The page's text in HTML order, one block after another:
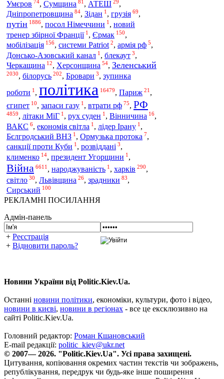
Умєров 74, Сумщина 81 , АТЕШ 29,
Дніпропетровщина 84, Зідан 1 , грузія 69,
путін 1886, посол Німеччини 1 , новий
тренер збірної Франції 1 , Єрмак 150,
мобілізація 156, системи Patriot 2, армія рф 5,
Донсько-Азовський канал 1 , блекаут 3,
Черкащина 12, Херсонщина 54, Зеленський
2030, білорусь 202, Бровари 3, зупинка
роботи 1 , політика 16479, Париж 21 ,
єгипет 10, запаси газу 1 , втрати рф 75, РФ
4859, літаки МіГ 1, рух суден 1, Вінничина 16,
ВАКС 6, економія світла 1 , лідер Ірану 1 ,
Бєлгродський ВНЗ 1 , Ормузька протока 7,
санкції проти Куби 1, розвіддані 3,
клименко 14, президент Угорщини 1 ,
Війна 6611 , народжуваність 1 , харків 290,
світло 30, Львівщина 26, зрадники 83,
Сирський 100
РЕКЛАМНІ ПОСИЛАННЯ
Адмін-панель
+ Реєстрація
+ Відновити пароль?
Новини України від Politic.Kiev.Ua.
Останні новини політики, економіки, культури, фото і відео,
новини в києві, новини в регіонах - все це ексклюзивно на
сайті Politic.Kiev.Ua.
Головний редактор: Роман Кшановський
E-mail редакції: politic_kiev@ukr.net
© 2007— 2026. "Politic.Kiev.Ua". Усі права захищені.
Цитування, копіювання окремих частин текстів чи зображень,
републікування, передрук чи будь-яке інше поширення